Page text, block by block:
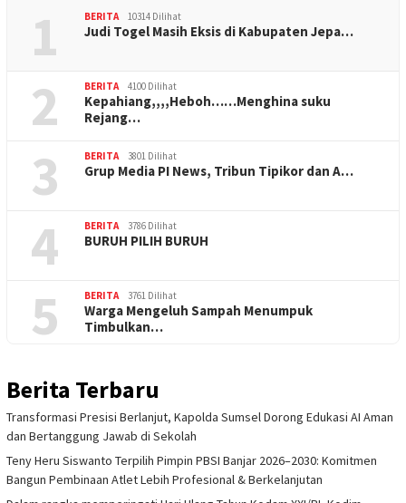
1 BERITA 10314 Dilihat
Judi Togel Masih Eksis di Kabupaten Jepa…
2 BERITA 4100 Dilihat
Kepahiang,,,,Heboh……Menghina suku
Rejang…
3 BERITA 3801 Dilihat
Grup Media PI News, Tribun Tipikor dan A…
4 BERITA 3786 Dilihat
BURUH PILIH BURUH
5 BERITA 3761 Dilihat
Warga Mengeluh Sampah Menumpuk
Timbulkan…
Berita Terbaru
Transformasi Presisi Berlanjut, Kapolda Sumsel Dorong Edukasi AI Aman
dan Bertanggung Jawab di Sekolah
Teny Heru Siswanto Terpilih Pimpin PBSI Banjar 2026–2030: Komitmen
Bangun Pembinaan Atlet Lebih Profesional & Berkelanjutan